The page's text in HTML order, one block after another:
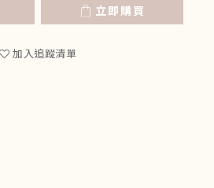
立即購買
加入追蹤清單